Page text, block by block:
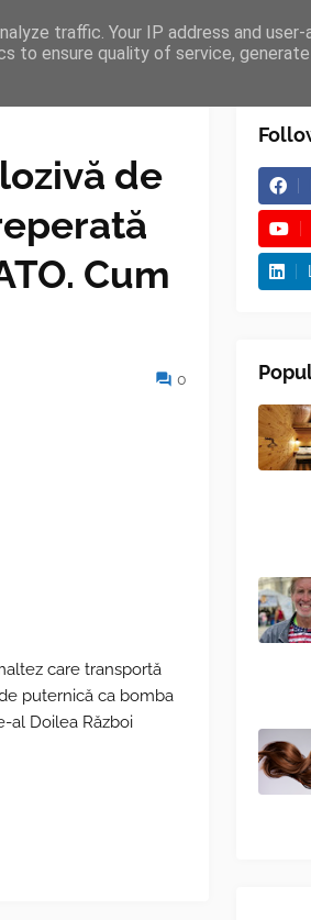
SHORTCODES
de
Cum
0
care transportă
puternică ca bomba
al Doilea Război
traffic. Your IP address and user-
to ensure quality of service,